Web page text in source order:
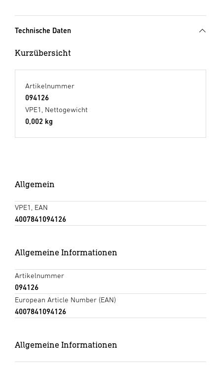
Technische Daten
Kurzübersicht
Artikelnummer
094126
VPE1, Nettogewicht
0,002 kg
Allgemein
VPE1, EAN
4007841094126
Allgemeine Informationen
Artikelnummer
094126
European Article Number (EAN)
4007841094126
Allgemeine Informationen